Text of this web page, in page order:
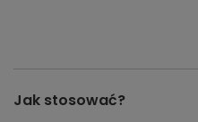
Jak stosować?